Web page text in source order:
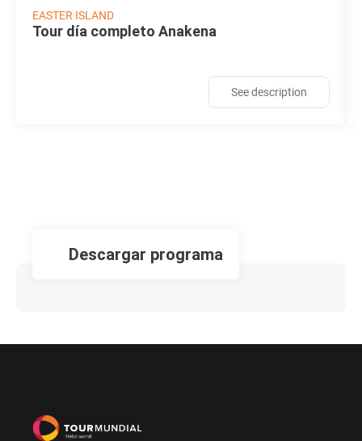
EASTER ISLAND
Tour día completo Anakena
See description
descargar programa